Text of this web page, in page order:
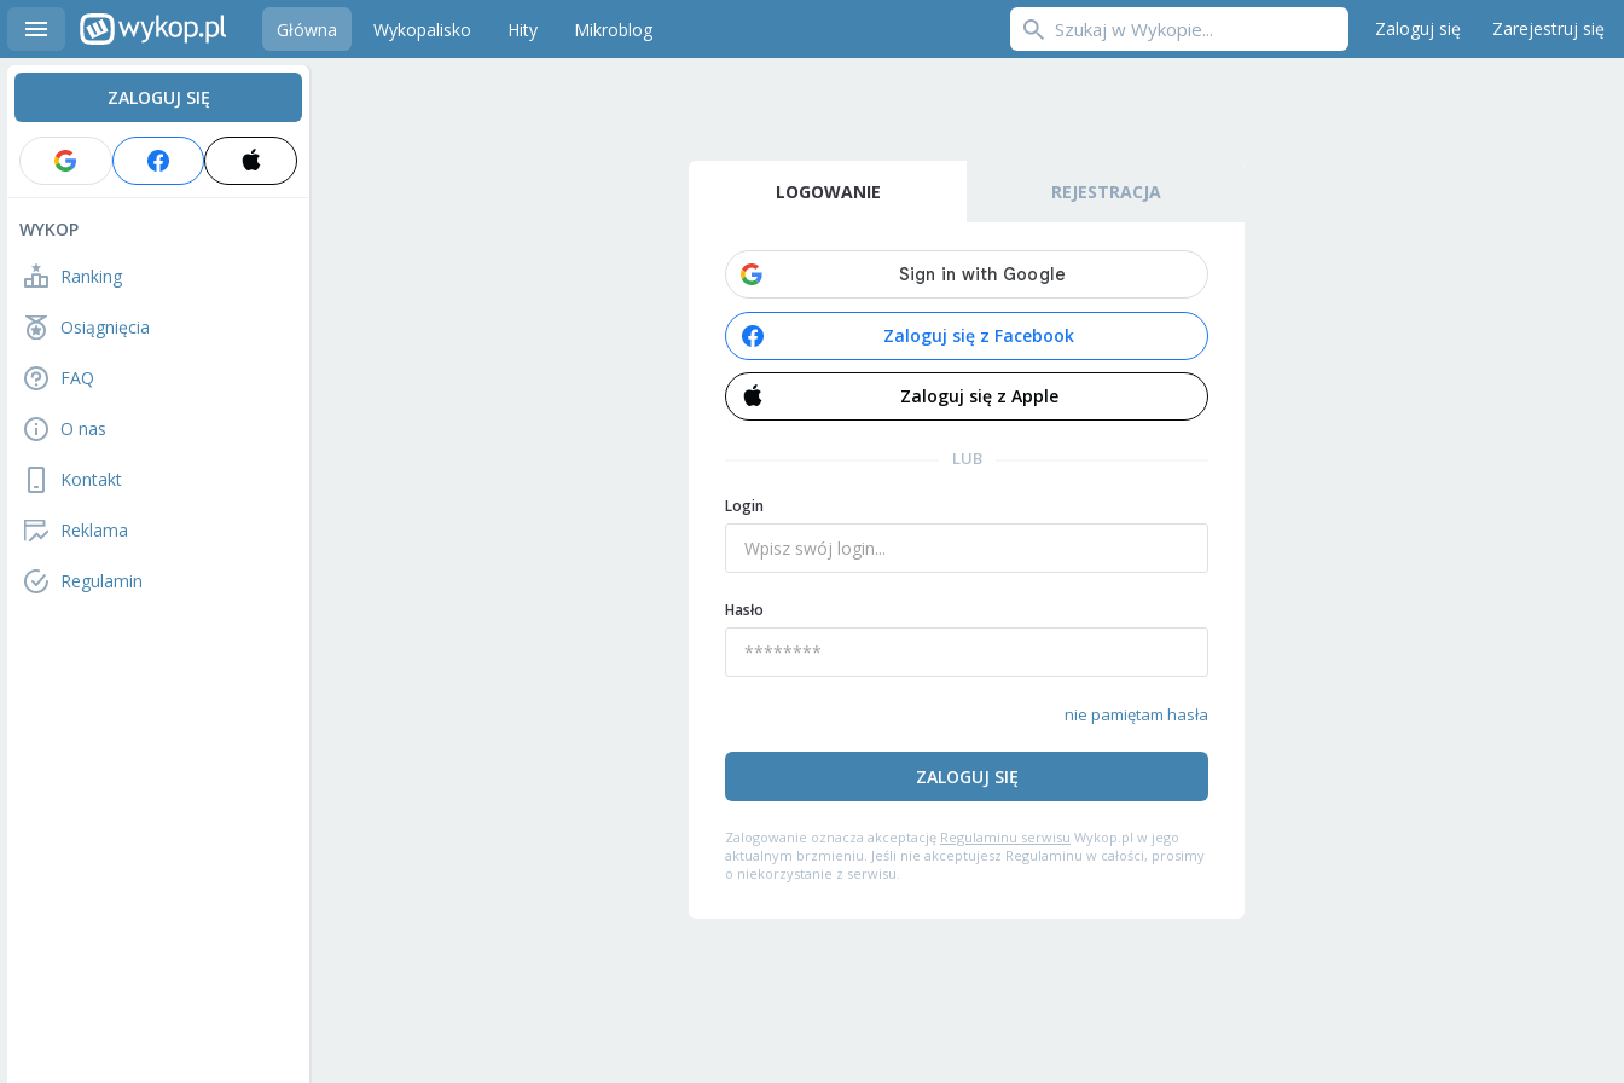
Główna Wykopalisko Hity Mikroblog Zaloguj się Zarejestruj się
ZALOGUJ SIĘ
WYKOP
Ranking
Osiągnięcia
FAQ
O nas
Kontakt
Reklama
Regulamin
LOGOWANIE REJESTRACJA
Zaloguj się z Facebook
Zaloguj się z Apple
LUB
Login
Hasło
nie pamiętam hasła
ZALOGUJ SIĘ
Zalogowanie oznacza akceptację Regulaminu serwisu Wykop.pl w jego
aktualnym brzmieniu. Jeśli nie akceptujesz Regulaminu w całości, prosimy
o niekorzystanie z serwisu.